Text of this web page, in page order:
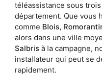
téléassistance sous
département. Que vous
comme Blois,
alors dans une ville
Salbris à la campagne,
installateur qui peut se
rapidement.